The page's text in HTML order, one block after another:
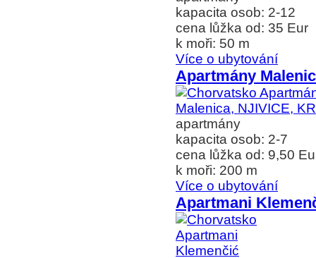
kapacita osob: 2-12
cena lůžka od: 35 Eur
k moři: 50 m
Více o ubytování
Apartmány
apartmány
kapacita osob: 2-7
cena lůžka od: 9,50
k moři: 200 m
Více o ubytování
Apartmani